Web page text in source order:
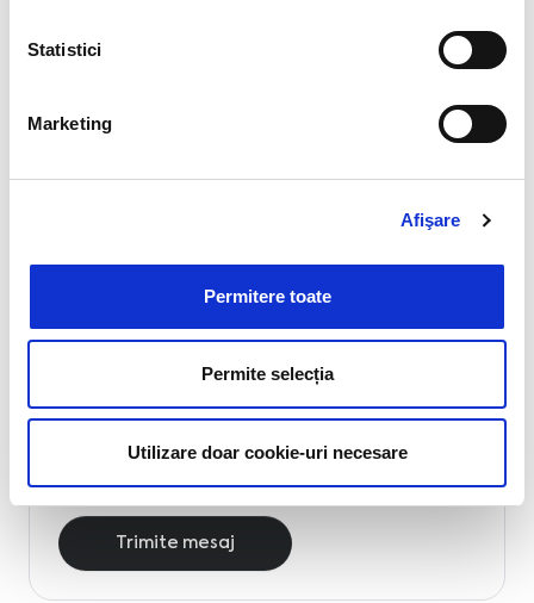
Statistici
Marketing
Afişare
Permitere toate
Permite selecția
Utilizare doar cookie-uri necesare
Acest formular este protejat de reCAPTCHA, și se
Politicii de confidențialitateșiTermenilor
de utilizareGoogle.
Trimite mesaj